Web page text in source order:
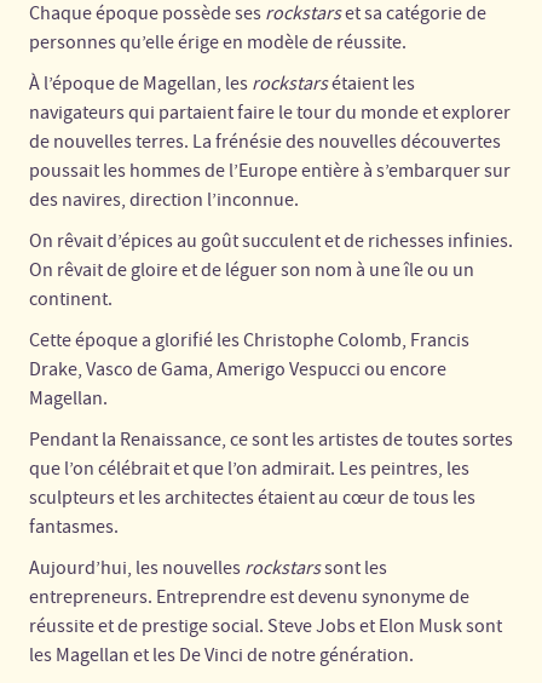
Chaque époque possède ses rockstarset sa catégorie de
personnes qu’elle érige en modèle de réussite.
À l’époque de Magellan, les rockstarsétaient les
navigateurs qui partaient faire le tour du monde et explorer
de nouvelles terres. La frénésie des nouvelles découvertes
poussait les hommes de l’Europe entière à s’embarquer sur
des navires, direction l’inconnue.
On rêvait d’épices au goût succulent et de richesses infinies.
On rêvait de gloire et de léguer son nom à une île ou un
continent.
Cette époque a glorifié les Christophe Colomb, Francis
Drake, Vasco de Gama, Amerigo Vespucci ou encore
Magellan.
Pendant la Renaissance, ce sont les artistes de toutes sortes
que l’on célébrait et que l’on admirait. Les peintres, les
sculpteurs et les architectes étaient au cœur de tous les
fantasmes.
Aujourd’hui, les nouvelles rockstarssont les
entrepreneurs. Entreprendre est devenu synonyme de
réussite et de prestige social. Steve Jobs et Elon Musk sont
les Magellan et les De Vinci de notre génération.